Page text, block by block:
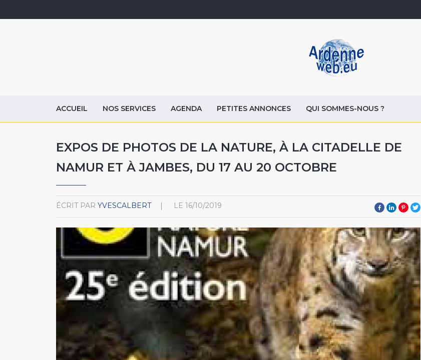
ACCUEIL NOS SERVICES AGENDA PETITES ANNONCES QUI SOMMES-NOUS ?
EXPOS DE PHOTOS DE LA NATURE, À LA CITADELLE DE
NAMUR ET À JAMBES, DU 17 AU 20 OCTOBRE
ÉCRIT PAR YVESCALBERT LE 16/10/2019